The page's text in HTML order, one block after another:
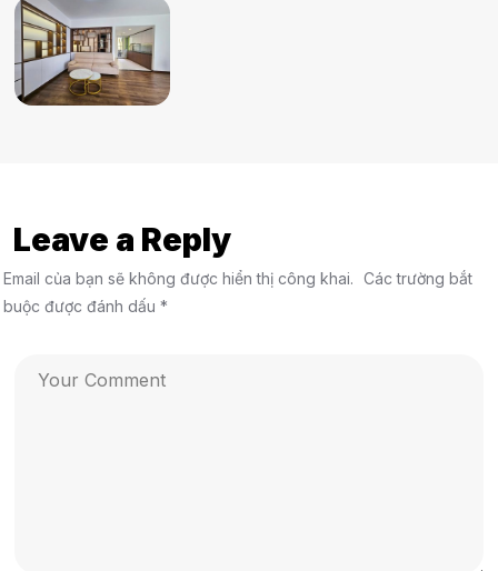
Leave a Reply
Email của bạn sẽ không được hiển thị công khai. Các trường bắt
buộc được đánh dấu *